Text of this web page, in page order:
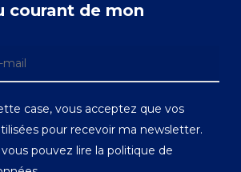
courant de mon
case, vous acceptez que vos
pour recevoir ma newsletter.
pouvez lire la politique de